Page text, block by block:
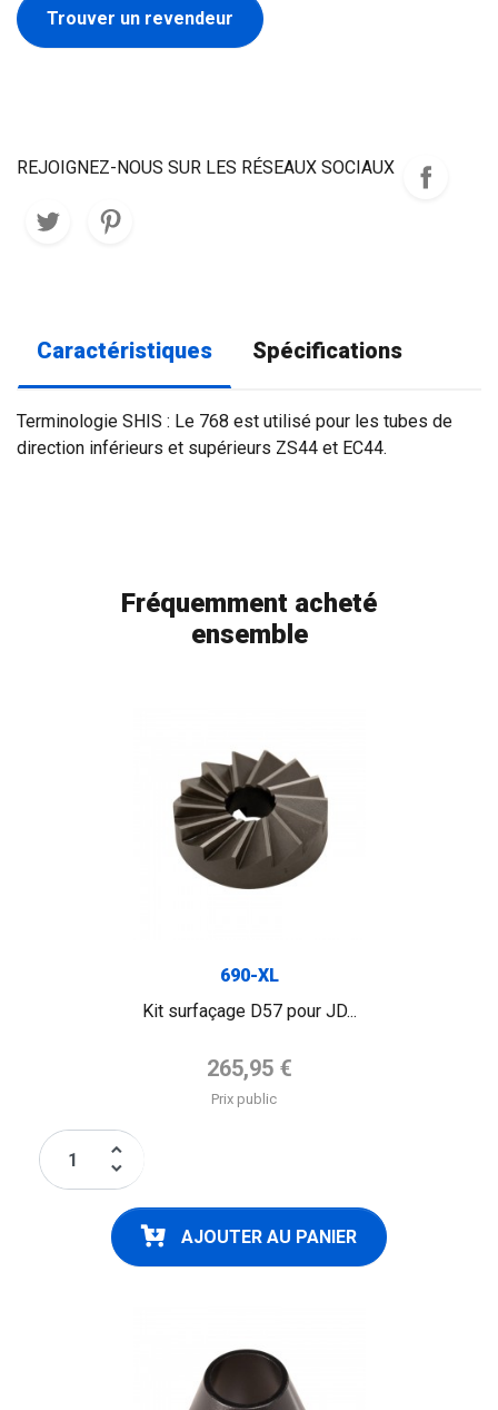
Trouver un revendeur
REJOIGNEZ-NOUS SUR LES RÉSEAUX SOCIAUX
Caractéristiques Spécifications
Terminologie SHIS : Le 768 est utilisé pour les tubes de
direction inférieurs et supérieurs ZS44 et EC44.
Fréquemment acheté
ensemble
690-XL
Kit surfaçage D57 pour JD...
Prix de base
265,95 €
Prix public
keyboard_arrow_up
keyboard_arrow_down
AJOUTER AU PANIER